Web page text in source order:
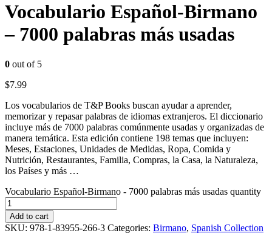
Vocabulario Español-Birmano
– 7000 palabras más usadas
0 out of 5
$7.99
Los vocabularios de T&P Books buscan ayudar a aprender,
memorizar y repasar palabras de idiomas extranjeros. El diccionario
incluye más de 7000 palabras comúnmente usadas y organizadas de
manera temática. Esta edición contiene 198 temas que incluyen:
Meses, Estaciones, Unidades de Medidas, Ropa, Comida y
Nutrición, Restaurantes, Familia, Compras, la Casa, la Naturaleza,
los Países y más …
Vocabulario Español-Birmano - 7000 palabras más usadas quantity
Add to cart
SKU: 978-1-83955-266-3 Categories: Birmano, Spanish Collection